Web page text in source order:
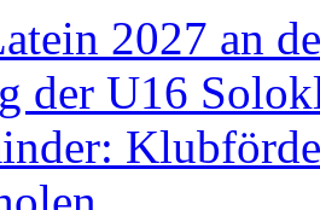
2027 an
der U16